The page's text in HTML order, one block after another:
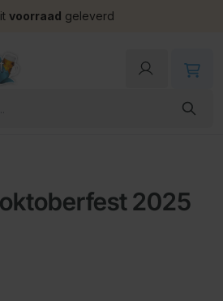
voorraad geleverd
2025